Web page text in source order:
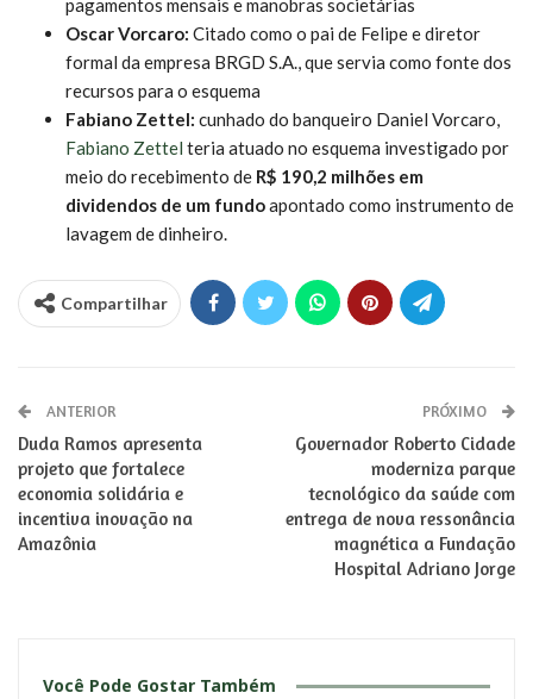
pagamentos mensais e manobras societárias
Oscar Vorcaro: Citado como o pai de Felipe e diretor
formal da empresa BRGD S.A., que servia como fonte dos
recursos para o esquema
Fabiano Zettel: cunhado do banqueiro Daniel Vorcaro,
Fabiano Zettel teria atuado no esquema investigado por
meio do recebimento de R$ 190,2 milhões em
dividendos de um fundoapontado como instrumento de
lavagem de dinheiro.
Compartilhar
ANTERIOR
Duda Ramos apresenta
projeto que fortalece
economia solidária e
incentiva inovação na
Amazônia
PRÓXIMO
Governador Roberto Cidade
moderniza parque
tecnológico da saúde com
entrega de nova ressonância
magnética a Fundação
Hospital Adriano Jorge
Você Pode Gostar Também